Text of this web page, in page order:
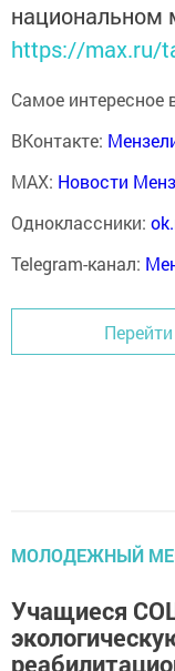
национальном
https://max.ru/
Самое интересное
ВКонтакте:
MAX: Новости
Одноклассники:
Telegram-канал:
МОЛОДЕЖНЫЙ
Учащиеся